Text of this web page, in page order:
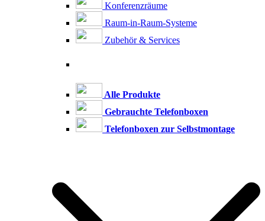
Konferenzräume
Raum-in-Raum-Systeme
Zubehör & Services
Alle Produkte
Gebrauchte Telefonboxen
Telefonboxen zur Selbstmontage